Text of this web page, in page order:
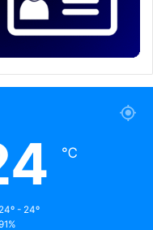
℃
- 24º